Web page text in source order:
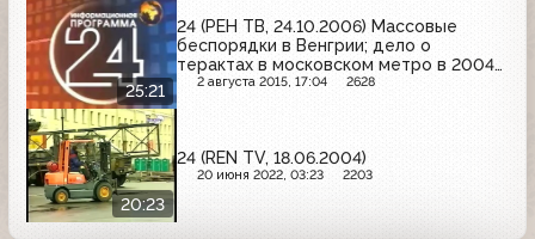
25:21
24 (РЕН ТВ, 24.10.2006) Массовые
беспорядки в Венгрии; дело о
терактах в московском метро в 2004
году; спасение моряков с теплохода
2 августа 2015, 17:04 2628
20:23
24 (REN TV, 18.06.2004)
20 июня 2022, 03:23 2203